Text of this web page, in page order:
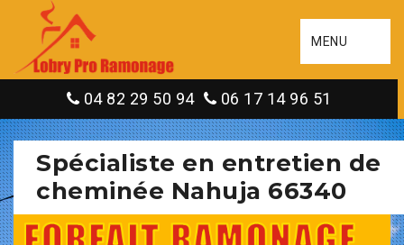
MENU
04 82 29 50 94 06 17 14 96 51
Spécialiste en entretien de
cheminée Nahuja 66340